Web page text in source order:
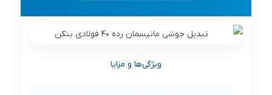
ویژگی‌ها و مزایا